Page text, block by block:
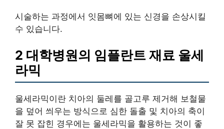
시술하는 과정에서 잇몸뼈에 있는 신경을 손상시킬
수 있습니다.
2 대학병원의 임플란트 재료 울세
라믹
울세라믹이란 치아의 둘레를 골고루 제거해 보철물
을 덮어 씌우는 방식으로 심한 돌출 및 치아의 축이
잘 못 잡힌 경우에는 울세라믹을 활용하는 것이 좋